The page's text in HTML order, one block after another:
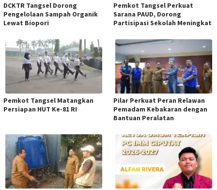
DCKTR Tangsel Dorong
Pengelolaan Sampah Organik
Lewat Biopori
Pemkot Tangsel Perkuat
Sarana PAUD, Dorong
Partisipasi Sekolah Meningkat
Pemkot Tangsel Matangkan
Persiapan HUT Ke-81 RI
Pilar Perkuat Peran Relawan
Pemadam Kebakaran dengan
Bantuan Peralatan